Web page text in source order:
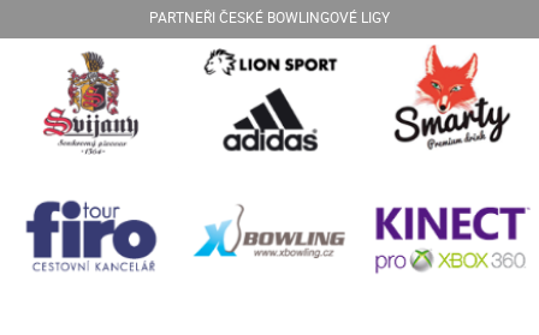
PARTNEŘI ČESKÉ BOWLINGOVÉ LIGY